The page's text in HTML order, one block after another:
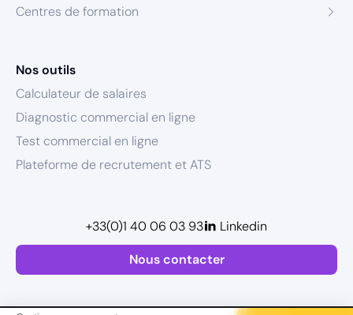
Centres de formation
Nos outils
Calculateur de salaires
Diagnostic commercial en ligne
Test commercial en ligne
Plateforme de recrutement et ATS
Nous contacter
+33(0)1 40 06 03 93 Linkedin